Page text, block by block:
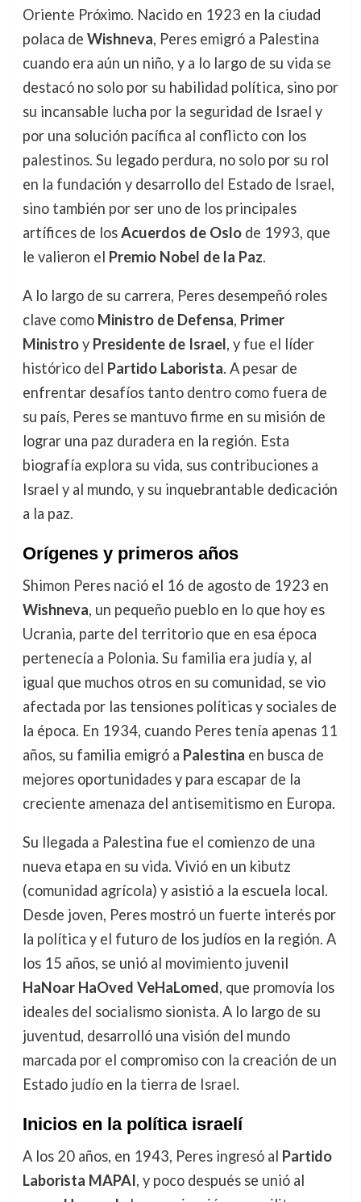
Oriente Próximo. Nacido en 1923 en la ciudad
polaca de Wishneva, Peres emigró a Palestina
cuando era aún un niño, y a lo largo de su vida se
destacó no solo por su habilidad política, sino por
su incansable lucha por la seguridad de Israel y
por una solución pacífica al conflicto con los
palestinos. Su legado perdura, no solo por su rol
en la fundación y desarrollo del Estado de Israel,
sino también por ser uno de los principales
artífices de losAcuerdos de Oslode 1993, que
le valieron el Premio Nobel de la Paz.
A lo largo de su carrera, Peres desempeñó roles
clave como Ministro de Defensa, Primer
Ministroy Presidente de Israel, y fue el líder
histórico del Partido Laborista. A pesar de
enfrentar desafíos tanto dentro como fuera de
su país, Peres se mantuvo firme en su misión de
lograr una paz duradera en la región. Esta
biografía explora su vida, sus contribuciones a
Israel y al mundo, y su inquebrantable dedicación
a la paz.
Orígenes y primeros años
Shimon Peres nació el 16 de agosto de 1923 en
Wishneva, un pequeño pueblo en lo que hoy es
Ucrania, parte del territorio que en esa época
pertenecía a Polonia. Su familia era judía y, al
igual que muchos otros en su comunidad, se vio
afectada por las tensiones políticas y sociales de
la época. En 1934, cuando Peres tenía apenas 11
años, su familia emigró a Palestina en busca de
mejores oportunidades y para escapar de la
creciente amenaza del antisemitismo en Europa.
Su llegada a Palestina fue el comienzo de una
nueva etapa en su vida. Vivió en un kibutz
(comunidad agrícola) y asistió a la escuela local.
Desde joven, Peres mostró un fuerte interés por
la política y el futuro de los judíos en la región. A
los 15 años, se unió al movimiento juvenil
HaNoar HaOved VeHaLomed, que promovía los
ideales del socialismo sionista. A lo largo de su
juventud, desarrolló una visión del mundo
marcada por el compromiso con la creación de un
Estado judío en la tierra de Israel.
Inicios en la política israelí
A los 20 años, en 1943, Peres ingresó al Partido
Laborista MAPAI, y poco después se unió al